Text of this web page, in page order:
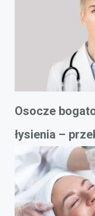
Osocze
łysienia –